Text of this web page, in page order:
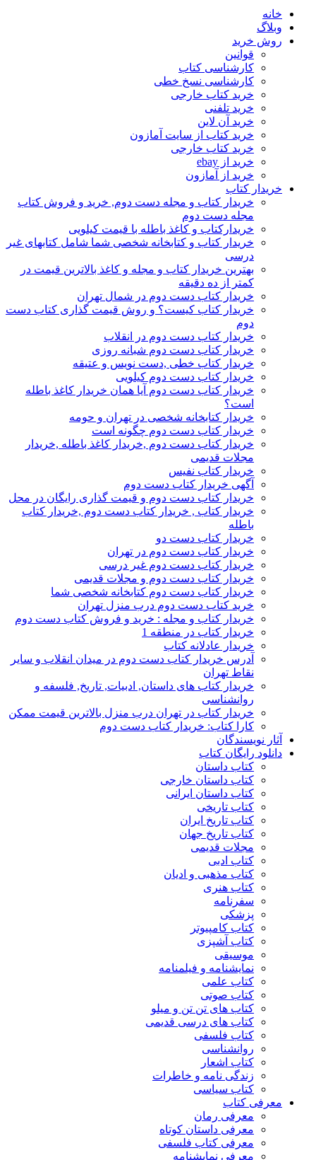
خانه
وبلاگ
روش خرید
قوانین
کارشناسی کتاب
کارشناسی نسخ خطی
خرید کتاب خارجی
خرید تلفنی
خرید آن لاین
خرید کتاب از سایت آمازون
خرید کتاب خارجی
خرید از ebay
خرید از آمازون
خریدار کتاب
خریدار کتاب و مجله دست دوم, خرید و فروش کتاب
مجله دست دوم
خریدارکتاب و کاغذ باطله با قیمت کیلویی
خریدار کتاب و کتابخانه شخصی شما شامل کتابهای غیر
درسی
بهترین خریدار کتاب و مجله و کاغذ بالاترین قیمت در
کمتر از ده دقیقه
خریدار کتاب دست دوم در شمال تهران
خریدار کتاب کیست؟ و روش قیمت گذاری کتاب دست
دوم
خریدار کتاب دست دوم در انقلاب
خریدار کتاب دست دوم شبانه روزی
خریدار کتاب خطی ,دست نویس و عتیقه
خریدار کتاب دست دوم کیلویی
خریدار کتاب دست دوم آیا همان خریدار کاغذ باطله
است؟
خریدار کتابخانه شخصی در تهران و حومه
خریدار کتاب دست دوم چگونه است
خریدار کتاب دست دوم ,خریدار کاغذ باطله ,خریدار
مجلات قدیمی
خریدار کتاب نفیس
آگهی خریدار کتاب دست دوم
خریدار کتاب دست دوم و قیمت گذاری رایگان در محل
خریدار کتاب , خریدار کتاب دست دوم ,خریدار کتاب
باطله
خریدار کتاب دست دو
خریدار کتاب دست دوم در تهران
خریدار کتاب دست دوم غیر درسی
خریدار کتاب دست دوم و مجلات قدیمی
خریدار کتاب دست دوم کتابخانه شخصی شما
خرید کتاب دست دوم درب منزل تهران
خریدار کتاب و مجله : خرید و فروش کتاب دست دوم
خریدار کتاب در منطقه 1
خریدار عادلانه کتاب
آدرس خریدار کتاب دست دوم در میدان انقلاب و سایر
نقاط تهران
خریدار کتاب های داستان, ادبیات, تاریخ, فلسفه و
روانشناسی
خریدار کتاب در تهران درب منزل بالاترین قیمت ممکن
کارا کتاب: خریدار کتاب دست دوم
آثار نویسندگان
دانلود رایگان کتاب
کتاب داستان
کتاب داستان خارجی
کتاب داستان ایرانی
کتاب تاریخی
کتاب تاریخ ایران
کتاب تاریخ جهان
مجلات قدیمی
کتاب ادبی
کتاب مذهبی و ادیان
کتاب هنری
سفرنامه
پزشکی
کتاب کامپیوتر
کتاب آشپزی
موسیقی
نمایشنامه و فیلمنامه
کتاب علمی
کتاب صوتی
کتاب های تن تن و میلو
کتاب های درسی قدیمی
کتاب فلسفی
روانشناسی
کتاب اشعار
زندگی نامه و خاطرات
کتاب سیاسی
معرفی کتاب
معرفی رمان
معرفی داستان کوتاه
معرفی کتاب فلسفی
معرفی نمایشنامه